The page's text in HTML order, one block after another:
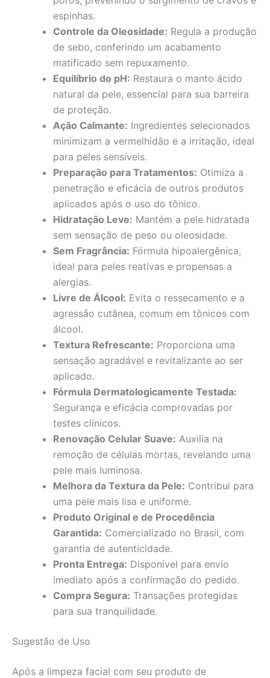
espinhas.
Controle da Oleosidade: Regula a produção
de sebo, conferindo um acabamento
matificado sem repuxamento.
Equilíbrio do pH: Restaura o manto ácido
natural da pele, essencial para sua barreira
de proteção.
Ação Calmante: Ingredientes selecionados
minimizam a vermelhidão e a irritação, ideal
para peles sensíveis.
Preparação para Tratamentos: Otimiza a
penetração e eficácia de outros produtos
aplicados após o uso do tônico.
Hidratação Leve: Mantém a pele hidratada
sem sensação de peso ou oleosidade.
Sem Fragrância: Fórmula hipoalergênica,
ideal para peles reativas e propensas a
alergias.
Livre de Álcool: Evita o ressecamento e a
agressão cutânea, comum em tônicos com
álcool.
Textura Refrescante: Proporciona uma
sensação agradável e revitalizante ao ser
aplicado.
Fórmula Dermatologicamente Testada:
Segurança e eficácia comprovadas por
testes clínicos.
Renovação Celular Suave: Auxilia na
remoção de células mortas, revelando uma
pele mais luminosa.
Melhora da Textura da Pele: Contribui para
uma pele mais lisa e uniforme.
Produto Original e de Procedência
Garantida: Comercializado no Brasil, com
garantia de autenticidade.
Pronta Entrega: Disponível para envio
imediato após a confirmação do pedido.
Compra Segura: Transações protegidas
para sua tranquilidade.
Sugestão de Uso
Após a limpeza facial com seu produto de